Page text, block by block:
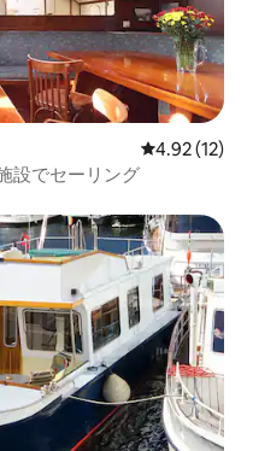
レビュー12
4.92 (12)
設でセーリング